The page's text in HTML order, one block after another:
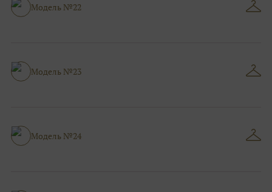
Модель №22
Модель №23
Модель №24